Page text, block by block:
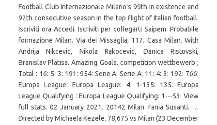
Football Club Internazionale Milano's 99th in existence and
92th consecutive season in the top flight of Italian football.
Iscriviti ora Accedi. Iscriviti per collegarti Saipem. Probabile
formazione Milan. Via dei Missaglia, 117. Casa Milan. With
Andrija Nikcevic, Nikola Rakocevic, Danica Ristovski,
Branislav Platisa. Amazing Goals. competition wettbewerb ;
Total : 16: 5: 3: 191: 954: Serie A: Serie A: 11: 4: 3: 192: 766:
Europa League: Europa League: 4: 1-135: 135: Europa
League Qualifying : Europa League Qualifying: 1---53: View
full stats. 02 January 2021. 20142 Milan. Fania Susanti. …
Directed by Michaela Kezele. 78,675 vs Milan (23 December